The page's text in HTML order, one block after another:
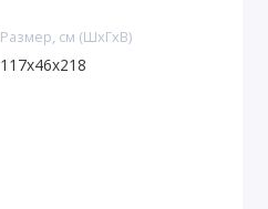
Размер, см (ШхГхВ)
117х46х218